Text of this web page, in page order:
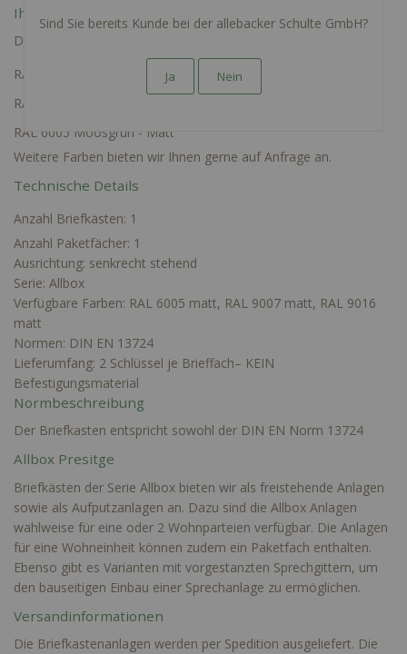
Ihre Konfigurationsmöglichkeiten
Die Paketbriefkastenanage ist in drei Farben bestellbar:
RAL 9007 Graualuminium - Matt
RAL 9016 Verkehrsweiss - Matt
RAL 6005 Moosgrün - Matt
Weitere Farben bieten wir Ihnen gerne auf Anfrage an.
Technische Details
Anzahl Briefkästen: 1
Anzahl Paketfächer: 1
Ausrichtung: senkrecht stehend
Serie: Allbox
Verfügbare Farben: RAL 6005 matt, RAL 9007 matt, RAL 9016
matt
Normen: DIN EN 13724
Lieferumfang: 2 Schlüssel je Brieffach– KEIN
Befestigungsmaterial
Normbeschreibung
Der Briefkasten entspricht sowohl der DIN EN Norm 13724
Allbox Presitge
Briefkästen der Serie Allbox bieten wir als freistehende Anlagen
sowie als Aufputzanlagen an. Dazu sind die Allbox Anlagen
wahlweise für eine oder 2 Wohnparteien verfügbar. Die Anlagen
für eine Wohneinheit können zudem ein Paketfach enthalten.
Ebenso gibt es Varianten mit vorgestanzten Sprechgittern, um
den bauseitigen Einbau einer Sprechanlage zu ermöglichen.
Versandinformationen
Die Briefkastenanlagen werden per Spedition ausgeliefert. Die
Sind Sie bereits Kunde bei der allebacker Schulte GmbH?
Ja Nein